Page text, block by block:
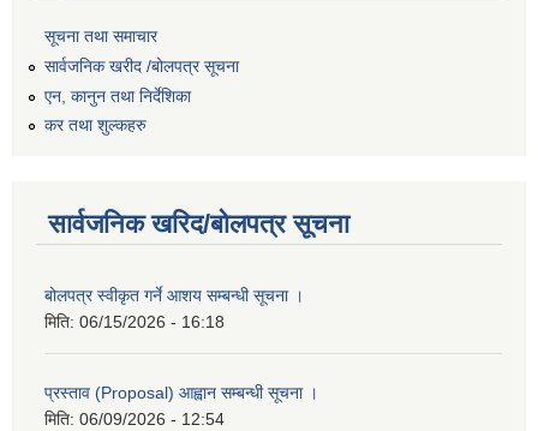
सूचना तथा समाचार
सार्वजनिक खरीद /बोलपत्र सूचना
एन, कानुन तथा निर्देशिका
कर तथा शुल्कहरु
सार्वजनिक खरिद/बोलपत्र सूचना
बोलपत्र स्वीकृत गर्ने आशय सम्बन्धी सूचना ।
मिति: 06/15/2026 - 16:18
प्रस्ताव (Proposal) आह्वान सम्बन्धी सूचना ।
मिति: 06/09/2026 - 12:54